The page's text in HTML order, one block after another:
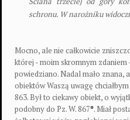
schronu. W narożniku
Mocno, ale nie całkowicie
której - moim skromnym zdaniem
powiedziano. Nadal mało znana,
obiektów Waszą uwagę
863. Był to ciekawy obiekt, o
podobny do Pz. W. 867*. Miał